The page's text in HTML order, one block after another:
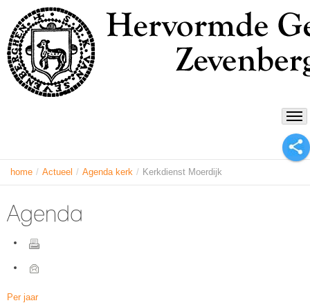
home / Actueel / Agenda kerk / Kerkdienst Moerdijk
Agenda
Per jaar